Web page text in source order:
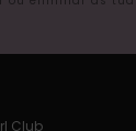
Club